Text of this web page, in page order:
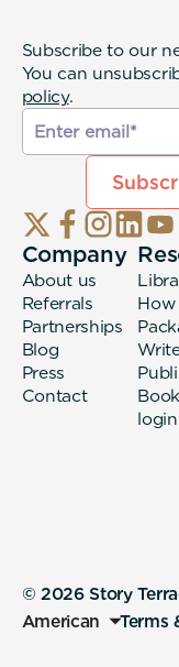
Subscribe to our
You can
policy.
Company
About us
Referrals
Partnerships
Blog
Press
Contact
login
© 2026 Story
American
Terms